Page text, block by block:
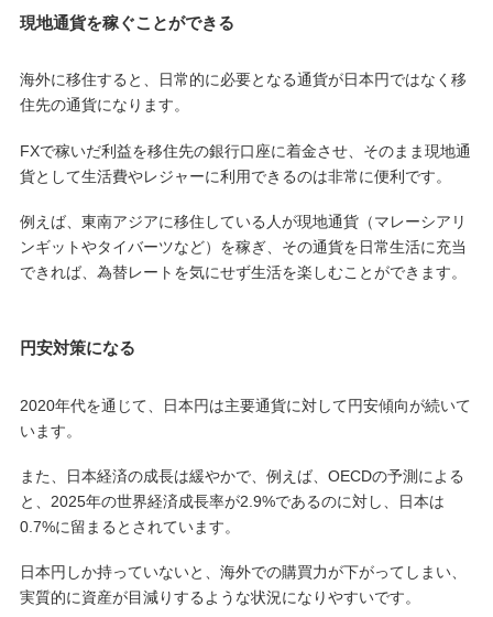
現地通貨を稼ぐことができる
海外に移住すると、日常的に必要となる通貨が日本円ではなく移
住先の通貨になります。
FXで稼いだ利益を移住先の銀行口座に着金させ、そのまま現地通
貨として生活費やレジャーに利用できるのは非常に便利です。
例えば、東南アジアに移住している人が現地通貨（マレーシアリ
ンギットやタイバーツなど）を稼ぎ、その通貨を日常生活に充当
できれば、為替レートを気にせず生活を楽しむことができます。
円安対策になる
2020年代を通じて、日本円は主要通貨に対して円安傾向が続いて
います。
また、日本経済の成長は緩やかで、例えば、OECDの予測による
と、2025年の世界経済成長率が2.9%であるのに対し、日本は
0.7%に留まるとされています。
日本円しか持っていないと、海外での購買力が下がってしまい、
実質的に資産が目減りするような状況になりやすいです。